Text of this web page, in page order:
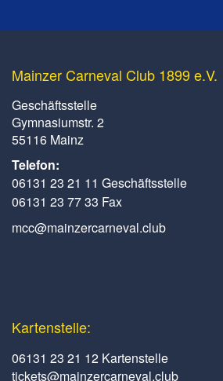
Mainzer Carneval Club 1899 e.V.
Geschäftsstelle
Gymnasiumstr. 2
55116 Mainz
Telefon:
06131 23 21 11 Geschäftsstelle
06131 23 77 33 Fax
mcc@mainzercarneval.club
Kartenstelle:
06131 23 21 12 Kartenstelle
tickets@mainzercarneval.club